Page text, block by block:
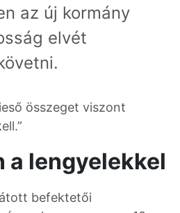
az új kormány
elvét
összeget viszont
a lengyelekkel
befektetői